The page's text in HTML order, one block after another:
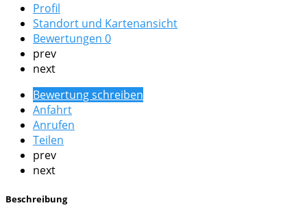
Profil
Standort und Kartenansicht
Bewertungen 0
prev
next
Bewertung schreiben
Anfahrt
Anrufen
Teilen
prev
next
Beschreibung